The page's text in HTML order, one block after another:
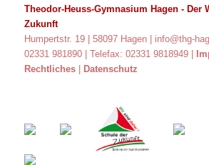
Theodor-Heuss-Gymnasium Hagen - Der
Zukunft
Humpertstr. 19 | 58097 Hagen | info@thg-
02331 981890 | Telefax: 02331 9818949 |
Rechtliches
Datenschutz